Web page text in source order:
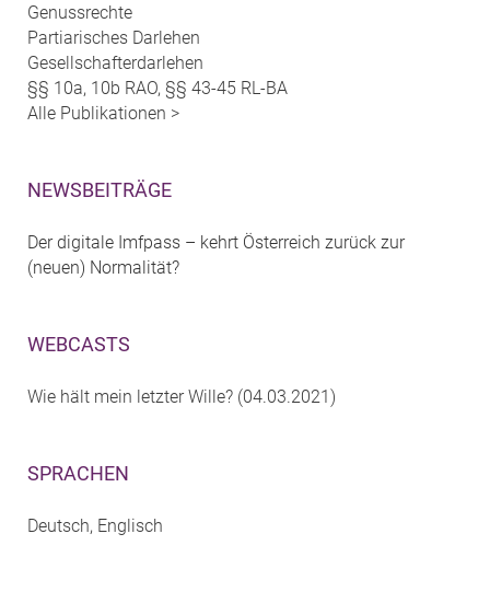
Genussrechte
Partiarisches Darlehen
Gesellschafterdarlehen
§§ 10a, 10b RAO, §§ 43-45 RL-BA
Alle Publikationen >
NEWSBEITRÄGE
Der digitale Imfpass – kehrt Österreich zurück zur
(neuen) Normalität?
WEBCASTS
Wie hält mein letzter Wille? (04.03.2021)
SPRACHEN
Deutsch, Englisch